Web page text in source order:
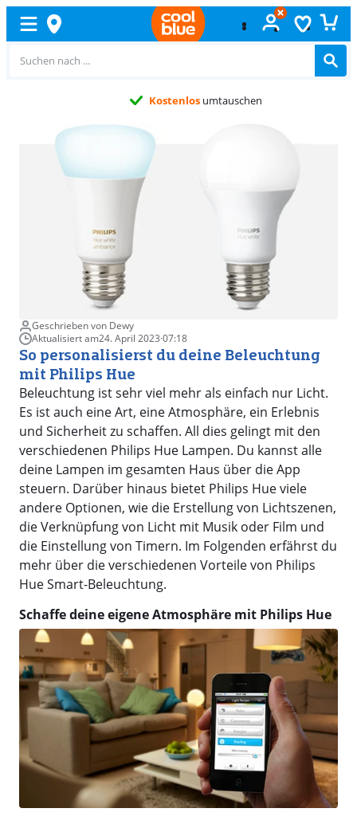
Kostenlosumtauschen
Geschrieben von Dewy
Aktualisiert am24. April 2023·07:18
So personalisierst du deine Beleuchtung
mit Philips Hue
Beleuchtung ist sehr viel mehr als einfach nur Licht.
Es ist auch eine Art, eine Atmosphäre, ein Erlebnis
und Sicherheit zu schaffen. All dies gelingt mit den
verschiedenen Philips Hue Lampen. Du kannst alle
deine Lampen im gesamten Haus über die App
steuern. Darüber hinaus bietet Philips Hue viele
andere Optionen, wie die Erstellung von Lichtszenen,
die Verknüpfung von Licht mit Musik oder Film und
die Einstellung von Timern. Im Folgenden erfährst du
mehr über die verschiedenen Vorteile von Philips
Hue Smart-Beleuchtung.
Schaffe deine eigene Atmosphäre mit Philips Hue